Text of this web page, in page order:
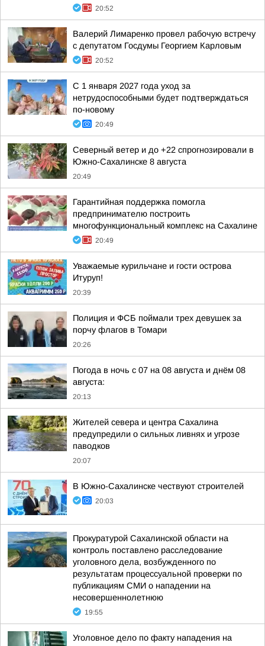
20:52
Валерий Лимаренко провел рабочую встречу
с депутатом Госдумы Георгием Карловым
20:52
С 1 января 2027 года уход за
нетрудоспособными будет подтверждаться
по-новому
20:49
Северный ветер и до +22 спрогнозировали в
Южно-Сахалинске 8 августа
20:49
Гарантийная поддержка помогла
предпринимателю построить
многофункциональный комплекс на Сахалине
20:49
Уважаемые курильчане и гости острова
Итуруп!
20:39
Полиция и ФСБ поймали трех девушек за
порчу флагов в Томари
20:26
Погода в ночь с 07 на 08 августа и днём 08
августа:
20:13
Жителей севера и центра Сахалина
предупредили о сильных ливнях и угрозе
паводков
20:07
В Южно-Сахалинске чествуют строителей
20:03
Прокуратурой Сахалинской области на
контроль поставлено расследование
уголовного дела, возбужденного по
результатам процессуальной проверки по
публикациям СМИ о нападении на
несовершеннолетнюю
19:55
Уголовное дело по факту нападения на